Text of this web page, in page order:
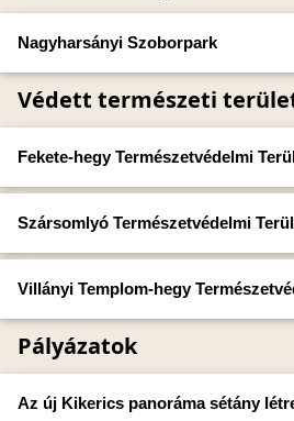
Nagyharsányi Szoborpark
Védett természeti
Fekete-hegy Természetvédelmi
Szársomlyó Természetvédelmi
Villányi Templom-hegy
Pályázatok
Az új Kikerics panoráma sétány